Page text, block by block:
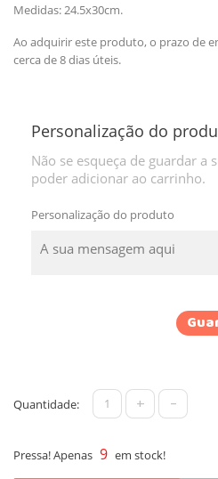
Medidas: 24.5x30cm.
Ao adquirir este produto, o prazo de
cerca de 8 dias úteis.
Personalização do
Não se esqueça de guardar a
poder adicionar ao carrinho.
Personalização do produto
Quantidade: + -
Pressa! Apenas 9 em stock!